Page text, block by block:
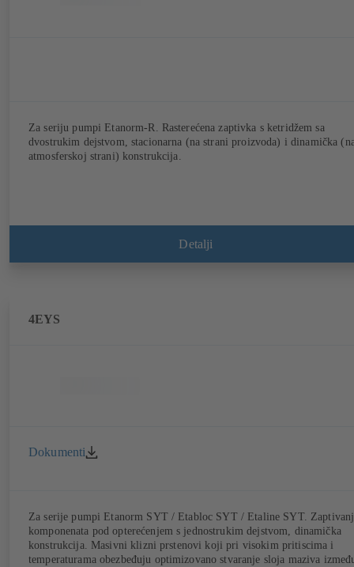
Za seriju pumpi Etanorm-R. Rasterećena zaptivka s ketridžem sa
dvostrukim dejstvom, stacionarna (na strani proizvoda) i dinamička
atmosferskoj strani) konstrukcija.
Detalji
4EYS
Dokumenti
Za serije pumpi Etanorm SYT / Etabloc SYT / Etaline SYT.
komponenata pod opterećenjem s jednostrukim dejstvom, dinamička
konstrukcija. Masivni klizni prstenovi koji pri visokim pritiscima i
temperaturama obezbeđuju optimizovano stvaranje sloja maziva